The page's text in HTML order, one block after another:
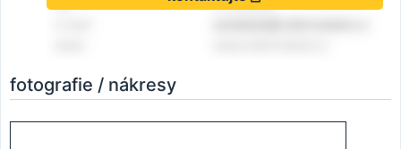
fotografie / nákresy